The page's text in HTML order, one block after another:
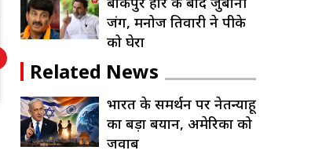
डॉ. अशोक भार्गव को
का कार्यकारी सदस्य
मनोनीत करने पर
हार्दिक बधाई
जंग, मनोज तिवारी ने पीके
को घेरा
Related News
भारत के समर्थन पर नेतन्याहू
का बड़ा बयान, अमेरिका को
जवाब